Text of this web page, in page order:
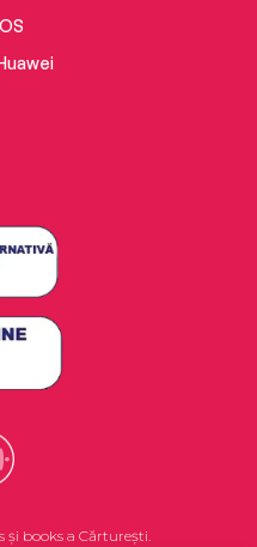
books a Cărturești.